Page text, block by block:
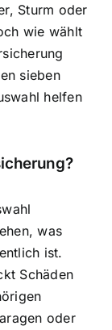
Sturm oder
wie wählt
sieben
helfen
was
ist.
Schäden
oder